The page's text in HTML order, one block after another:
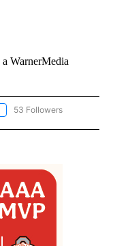
WarnerMedia
"NEWS" TO RECEIVE
53 Followers